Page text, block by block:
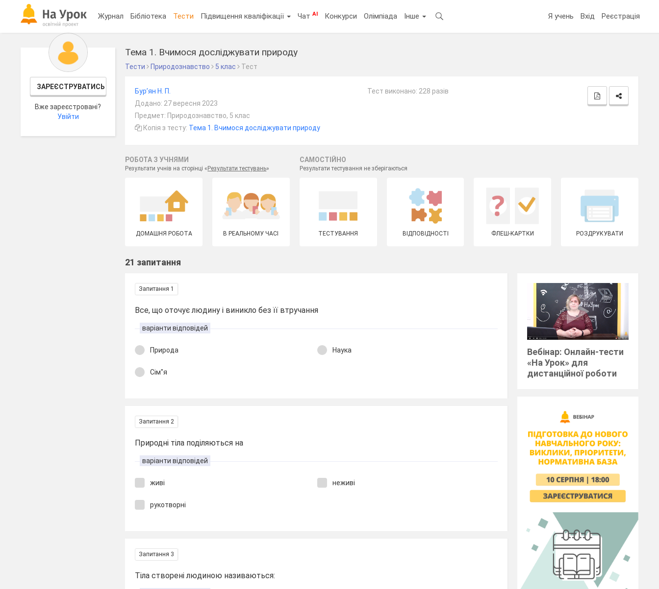
Журнал Бібліотека Тести Підвищення кваліфікації ЧатAI Конкурси Олімпіада Інше Я учень Вхід Реєстрація
ЗАРЕЄСТРУВАТИСЬ
Вже зареєстровані?
Увійти
Тема 1. Вчимося досліджувати природу
Тести Природознавство 5 клас Тест
Бур’ян Н. П.
Додано: 27 вересня 2023
Предмет: Природознавство, 5 клас
Копія з тесту: Тема 1. Вчимося досліджувати природу
Тест виконано: 228 разів
РОБОТА З УЧНЯМИ
Результати учнів на сторінці « Результати тестувань»
САМОСТІЙНО
Результати тестування не зберігаються
ДОМАШНЯ РОБОТА В РЕАЛЬНОМУ ЧАСІ ТЕСТУВАННЯ ВІДПОВІДНОСТІ ФЛЕШ-КАРТКИ РОЗДРУКУВАТИ
21 запитання
Запитання 1
Все, що оточує людину і виникло без її втручання
варіанти відповідей
Природа Наука
Сім"я
Запитання 2
Природні тіла поділяються на
варіанти відповідей
живі неживі
рукотворні
Запитання 3
Тіла створені людиною називаються:
Вебінар: Онлайн-тести
«На Урок» для
дистанційної роботи